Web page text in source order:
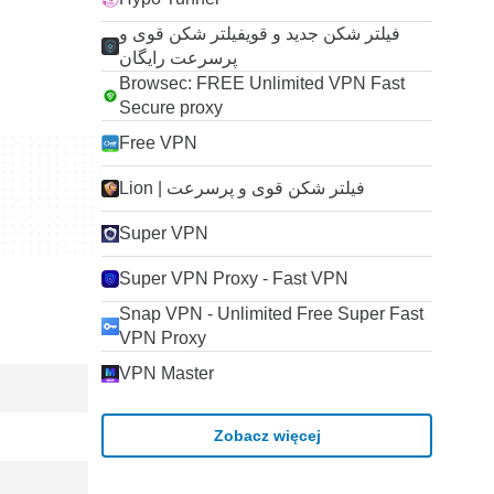
فیلتر شکن جدید و قویفیلتر شکن قوی و
پرسرعت رایگان
Browsec: FREE Unlimited VPN Fast
Secure proxy
Free VPN
Lion | فیلتر شکن قوی و پرسرعت
Super VPN
Super VPN Proxy - Fast VPN
Snap VPN - Unlimited Free Super Fast
VPN Proxy
VPN Master
Zobacz więcej